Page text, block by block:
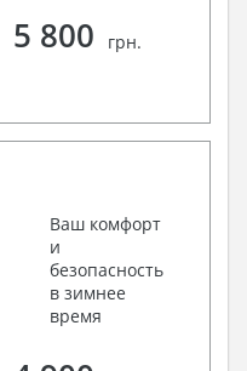
5 800 грн.
Ваш комфорт
и
безопасность
в зимнее
время